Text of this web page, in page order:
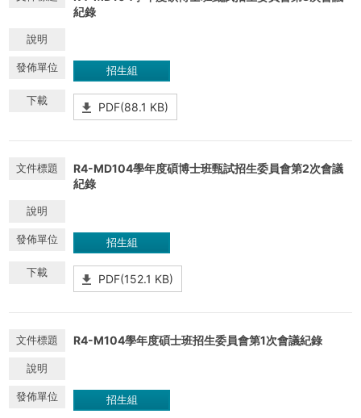
紀錄
招生組
PDF(88.1 KB)
R4-MD104學年度碩博士班甄試招生委員會第2次會議
紀錄
招生組
PDF(152.1 KB)
R4-M104學年度碩士班招生委員會第1次會議紀錄
招生組